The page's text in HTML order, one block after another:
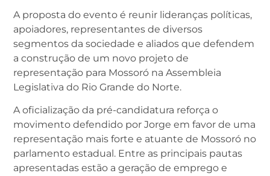
A proposta do evento é reunir lideranças políticas,
apoiadores, representantes de diversos
segmentos da sociedade e aliados que defendem
a construção de um novo projeto de
representação para Mossoró na Assembleia
Legislativa do Rio Grande do Norte.
A oficialização da pré-candidatura reforça o
movimento defendido por Jorge em favor de uma
representação mais forte e atuante de Mossoró no
parlamento estadual. Entre as principais pautas
apresentadas estão a geração de emprego e